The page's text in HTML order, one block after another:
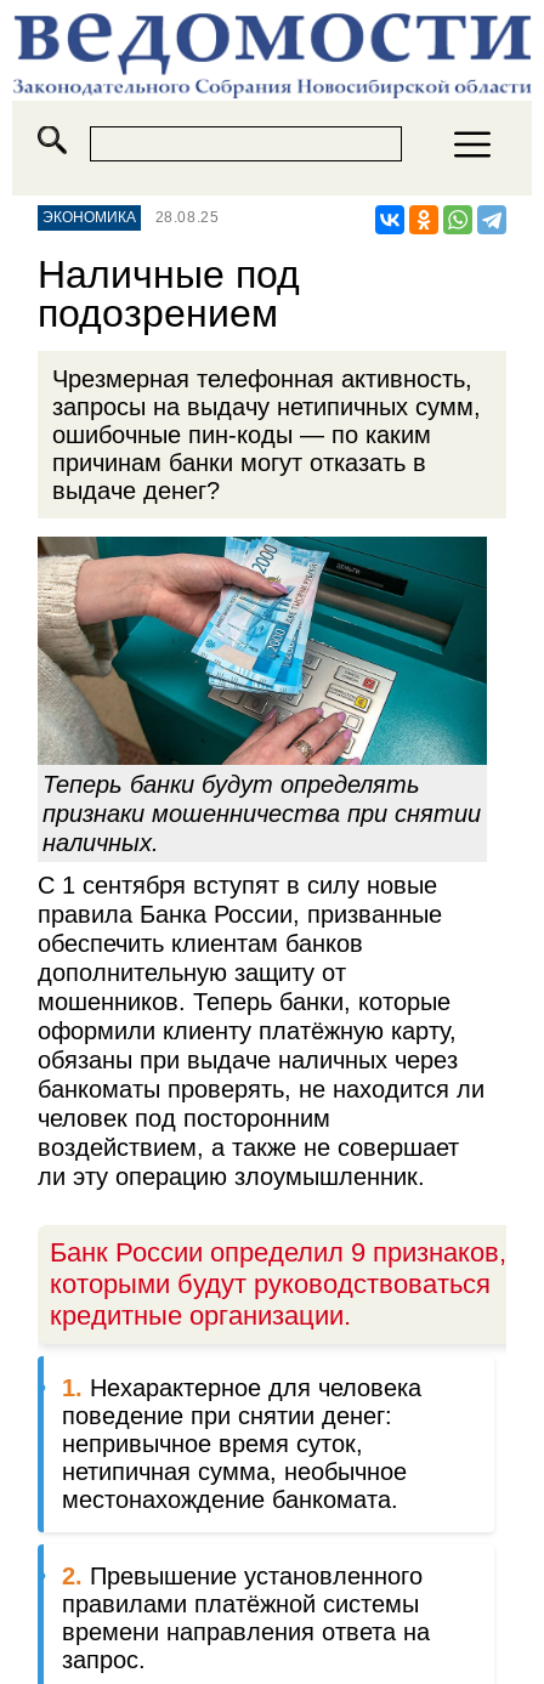
ЭКОНОМИКА 28.08.25
Наличные под
подозрением
Чрезмерная телефонная активность,
запросы на выдачу нетипичных сумм,
ошибочные пин-коды — по каким
причинам банки могут отказать в
выдаче денег?
Теперь банки будут определять
признаки мошенничества при снятии
наличных.
С 1 сентября вступят в силу новые
правила Банка России, призванные
обеспечить клиентам банков
дополнительную защиту от
мошенников. Теперь банки, которые
оформили клиенту платёжную карту,
обязаны при выдаче наличных через
банкоматы проверять, не находится ли
человек под посторонним
воздействием, а также не совершает
ли эту операцию злоумышленник.
Банк России определил 9 признаков,
которыми будут руководствоваться
кредитные организации.
1. Нехарактерное для человека
поведение при снятии денег:
непривычное время суток,
нетипичная сумма, необычное
местонахождение банкомата.
2. Превышение установленного
правилами платёжной системы
времени направления ответа на
запрос.